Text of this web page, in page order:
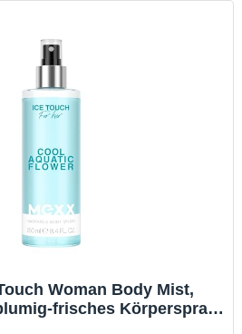
Woman Body Mist,
frisches Körperspray